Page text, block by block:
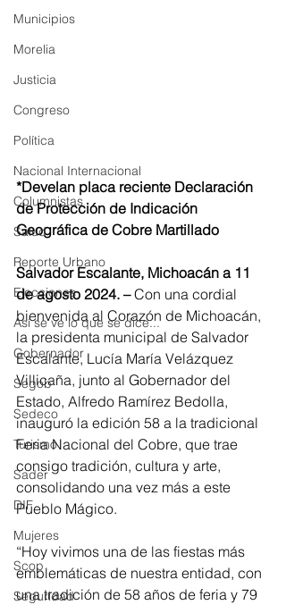
Municipios
Morelia
Justicia
Congreso
Política
Nacional Internacional
Columnistas
Salud
Reporte Urbano
Elecciones
Así se ve lo que se dice...
Gobernador
Segob
Sedeco
Turismo
Sader
DIF
Mujeres
Scop
Seguridad
*Develan placa reciente Declaración
de Protección de Indicación
Geográfica de Cobre Martillado
Salvador Escalante, Michoacán a 11
de agosto 2024. – Con una cordial
bienvenida al Corazón de Michoacán,
la presidenta municipal de Salvador
Escalante, Lucía María Velázquez
Villicaña, junto al Gobernador del
Estado, Alfredo Ramírez Bedolla,
inauguró la edición 58 a la tradicional
Feria Nacional del Cobre, que trae
consigo tradición, cultura y arte,
consolidando una vez más a este
Pueblo Mágico.
“Hoy vivimos una de las fiestas más
emblemáticas de nuestra entidad, con
una tradición de 58 años de feria y 79